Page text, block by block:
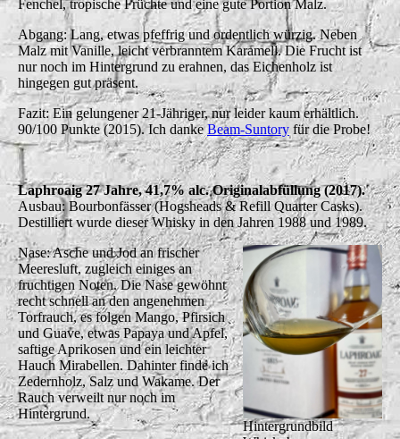
Fenchel, tropische Früchte und eine gute Portion Malz.
Abgang: Lang, etwas pfeffrig und ordentlich würzig. Neben
Malz mit Vanille, leicht verbranntem Karamell. Die Frucht ist
nur noch im Hintergrund zu erahnen, das Eichenholz ist
hingegen gut präsent.
Fazit: Ein gelungener 21-Jähriger, nur leider kaum erhältlich.
90/100 Punkte (2015). Ich dankeBeam-Suntory für die Probe!
Laphroaig 27 Jahre, 41,7% alc. Originalabfüllung (2017).
Ausbau: Bourbonfässer (Hogsheads & Refill Quarter Casks).
Destilliert wurde dieser Whisky in den Jahren 1988 und 1989.
Hintergrundbild
Nase: Asche und Jod an frischer
Meeresluft, zugleich einiges an
fruchtigen Noten. Die Nase gewöhnt
recht schnell an den angenehmen
Torfrauch, es folgen Mango, Pfirsich
und Guave, etwas Papaya und Apfel,
saftige Aprikosen und ein leichter
Hauch Mirabellen. Dahinter finde ich
Zedernholz, Salz und Wakame. Der
Rauch verweilt nur noch im
Hintergrund.